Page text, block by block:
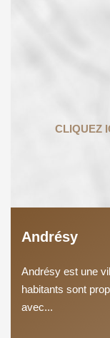
Andrésy
Andrésy est une
habitants sont
avec...